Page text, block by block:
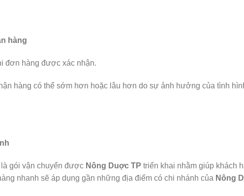
hàng
đơn hàng được xác nhận.
hàng có thể sớm hơn hoặc lâu hơn do sự ảnh hưởng của tình
là gói vận chuyển được Nông Duợc TP triển khai nhằm giúp khách
nhanh sẽ áp dụng gần những địa điểm có chi nhánh của Nông